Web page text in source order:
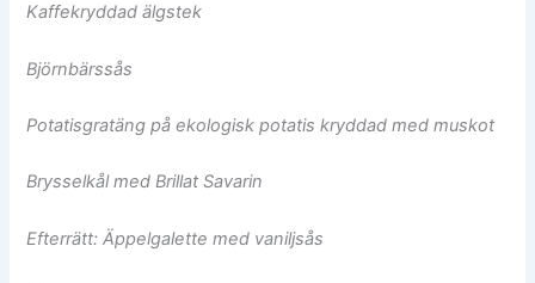
Kaffekryddad älgstek
Björnbärssås
Potatisgratäng på ekologisk potatis kryddad med muskot
Brysselkål med Brillat Savarin
Efterrätt: Äppelgalette med vaniljsås